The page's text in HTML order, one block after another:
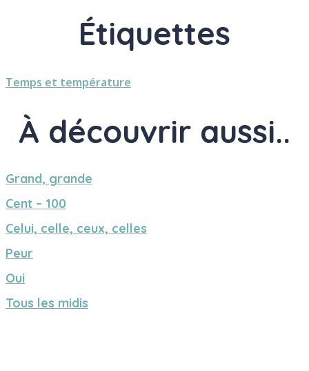
Étiquettes
Temps et température
À découvrir aussi..
Grand, grande
Cent – 100
Celui, celle, ceux, celles
Peur
Oui
Tous les midis